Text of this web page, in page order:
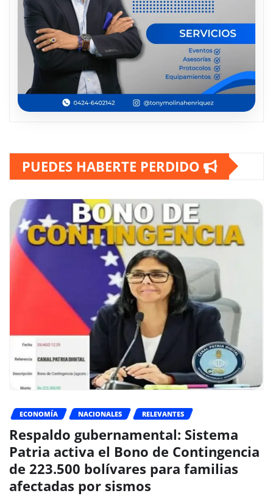
PUEDES HABERTE PERDIDO
ECONOMÍA NACIONALES RELEVANTES
Respaldo gubernamental: Sistema
Patria activa el Bono de Contingencia
de 223.500 bolívares para familias
afectadas por sismos